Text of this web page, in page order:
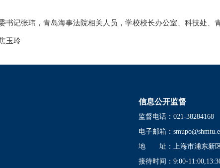
记张玮，青岛海事法院相关人员，学校校长办公室、科技处、
玉玲
信息公开监督
监督电话：021-38284168
电子邮箱：
地 址：上海市浦东新区
接待时间：9:00-